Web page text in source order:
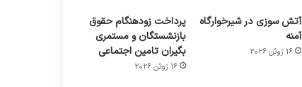
آتش سوزی در شیرخوارگاه
آمنه
16 ژوئن 2026
پرداخت زودهنگام حقوق
بازنشستگان و مستمری
بگیران تامین اجتماعی
16 ژوئن 2026
هدفون های 2023